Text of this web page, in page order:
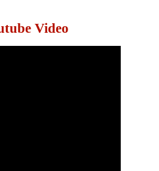
Video